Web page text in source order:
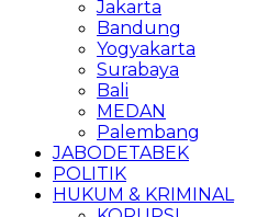
Jakarta
Bandung
Yogyakarta
Surabaya
Bali
MEDAN
Palembang
JABODETABEK
POLITIK
HUKUM & KRIMINAL